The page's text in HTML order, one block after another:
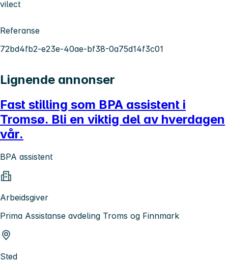
vilect
Referanse
72bd4fb2-e23e-40ae-bf38-0a75d14f3c01
Lignende annonser
Fast stilling som BPA assistent i
Tromsø. Bli en viktig del av hverdagen
vår.
BPA assistent
Arbeidsgiver
Prima Assistanse avdeling Troms og Finnmark
Sted